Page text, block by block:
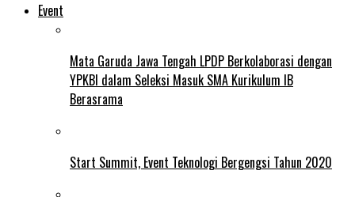
Event
Mata Garuda Jawa Tengah LPDP Berkolaborasi dengan
YPKBI dalam Seleksi Masuk SMA Kurikulum IB
Berasrama
Start Summit, Event Teknologi Bergengsi Tahun 2020